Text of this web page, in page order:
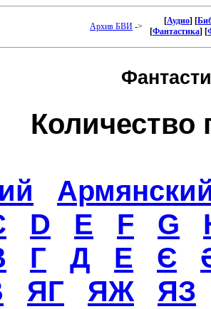
Архив БВИ ->
[Аудио] [
[Фантастика] [
Количество
D E F G
Г Д Е Є
ЯГ ЯЖ ЯЗ